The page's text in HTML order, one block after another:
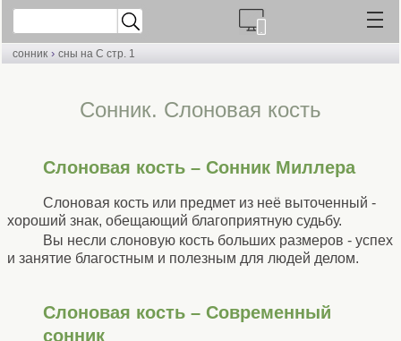
сонник › сны на С стр. 1
Cонник. Слоновая кость
Слоновая кость – Сонник Миллера
Слоновая кость или предмет из неё выточенный -
хороший знак, обещающий благоприятную судьбу.
Вы несли слоновую кость больших размеров - успех
и занятие благостным и полезным для людей делом.
Слоновая кость – Современный
сонник